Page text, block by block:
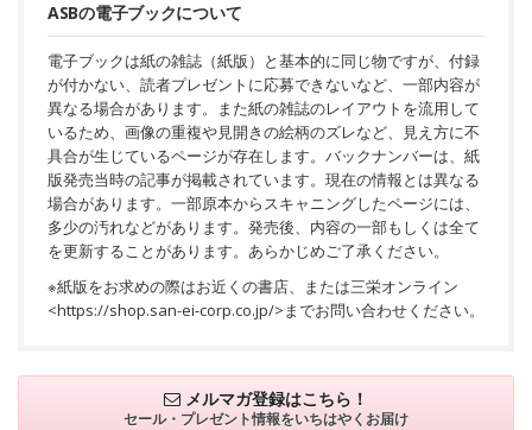
ASBの電子ブックについて
電子ブックは紙の雑誌（紙版）と基本的に同じ物ですが、付録
が付かない、読者プレゼントに応募できないなど、一部内容が
異なる場合があります。また紙の雑誌のレイアウトを流用して
いるため、画像の重複や見開きの絵柄のズレなど、見え方に不
具合が生じているページが存在します。バックナンバーは、紙
版発売当時の記事が掲載されています。現在の情報とは異なる
場合があります。一部原本からスキャニングしたページには、
多少の汚れなどがあります。発売後、内容の一部もしくは全て
を更新することがあります。あらかじめご了承ください。
※紙版をお求めの際はお近くの書店、または三栄オンライン
<https://shop.san-ei-corp.co.jp/>までお問い合わせください。
メルマガ登録はこちら！
セール・プレゼント情報をいちはやくお届け